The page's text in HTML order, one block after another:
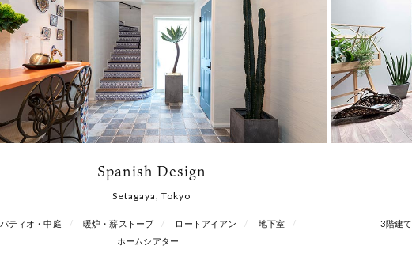
Spanish Design
Setagaya, Tokyo
パティオ・中庭 暖炉・薪ストーブ ロートアイアン
地下室
ホームシアター
3階建て